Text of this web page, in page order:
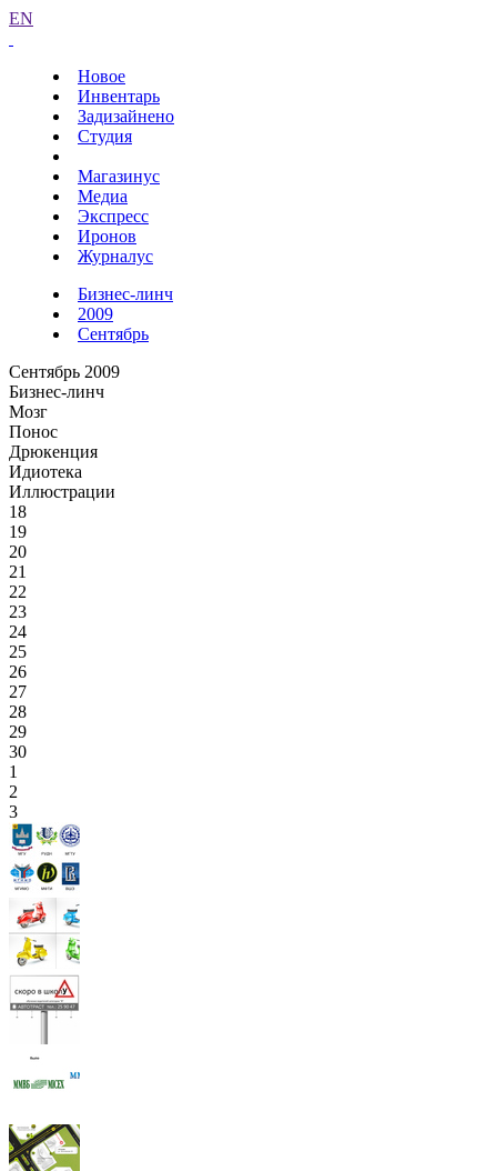
EN
Новое
Инвентарь
Задизайнено
Студия
Магазинус
Медиа
Экспресс
Иронов
Журналус
Бизнес-линч
2009
Сентябрь
Сентябрь 2009
Бизнес-линч
Мозг
Понос
Дрюкенция
Идиотека
Иллюстрации
18
19
20
21
22
23
24
25
26
27
28
29
30
1
2
3